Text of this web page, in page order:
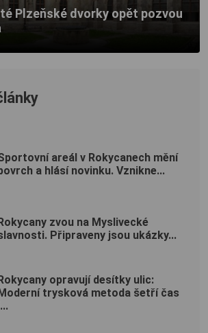
Plzeňské dvorky opět pozvou
areál v Rokycanech mění
a hlásí novinku. Vznikne...
zvou na Myslivecké
Připraveny jsou ukázky...
Rokycany opravují desítky ulic:
Moderní trysková metoda šetří čas